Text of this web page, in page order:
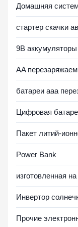
Домашняя
стартер скачки
9В аккумуляторы
AA
батареи aaa
Цифровая
Пакет литий-
Power Bank
изготовленная
Инвертор
Прочие